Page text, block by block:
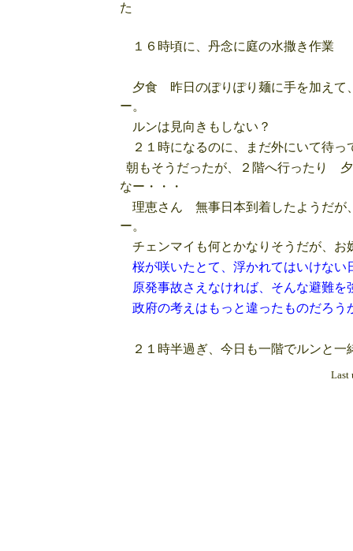
た
１６時頃に、丹念に庭の水撒き作業
夕食 昨日のぽりぽり麺に手を加えて
ー。
ルンは見向きもしない？
２１時になるのに、まだ外にいて待っ
朝もそうだったが、２階へ行ったり
なー・・・
理恵さん 無事日本到着したようだが
ー。
チェンマイも何とかなりそうだが、お
桜が咲いたとて、浮かれてはいけな
原発事故さえなければ、そんな避難を
政府の考えはもっと違ったものだろう
２１時半過ぎ、今日も一階でルンと一
Last